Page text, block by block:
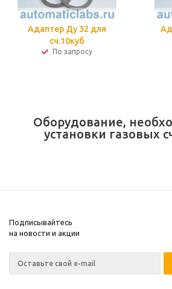
Адаптер Ду 32 для
сч.10куб
По запросу
Оборудование,
установки газовых
Подписывайтесь
на новости и акции